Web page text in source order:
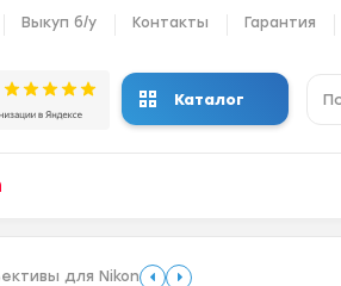
Выкуп б/у Контакты Гарантия
Каталог
для Nikon